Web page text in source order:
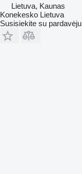
Lietuva, Kaunas
Konekesko Lietuva
Susisiekite su pardavėju